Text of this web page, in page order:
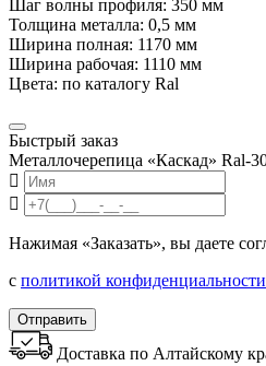
Шаг волны профиля: 350 мм
Толщина металла: 0,5 мм
Ширина полная: 1170 мм
Ширина рабочая: 1110 мм
Цвета: по каталогу Ral
Быстрый заказ
Металлочерепица «Каскад» Ral-
Нажимая «Заказать», вы даете
с политикой конфиденциальности
Отправить
Доставка по Алтайскому